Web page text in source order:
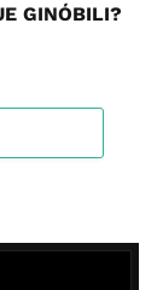
GINÓBILI?